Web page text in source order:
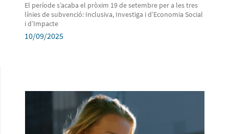
El període s’acaba el pròxim 19 de setembre per a les tres
línies de subvenció: Inclusiva, Investiga i d’Economia Social
i d’Impacte
10/09/2025